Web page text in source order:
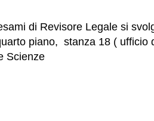
di Revisore Legale si
piano, stanza 18 (
Scienze